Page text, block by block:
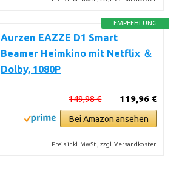
EMPFEHLUNG
Aurzen EAZZE D1 Smart
Beamer Heimkino mit Netflix ＆
Dolby, 1080P
119,96 €
149,98 €
Bei Amazon ansehen
Preis inkl. MwSt., zzgl. Versandkosten